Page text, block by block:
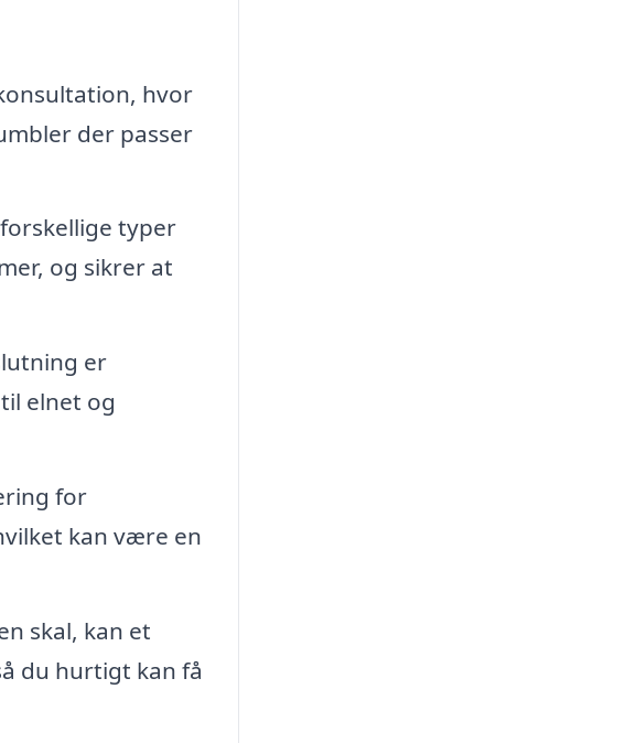
hvor
der passer
typer
og sikrer at
er
elnet og
for
kan være en
skal, kan et
du hurtigt kan få